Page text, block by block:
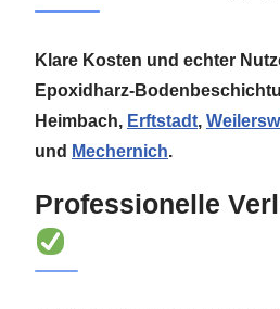
Klare Kosten und echter
Epoxidharz-
Heimbach, Erftstadt,
und Mechernich.
Professionelle